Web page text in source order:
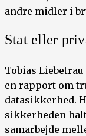
andre midler i
Stat eller
Tobias
en rapport om
datasikkerhed.
sikkerheden
samarbejde